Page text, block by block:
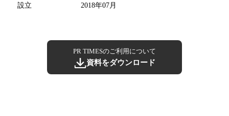
設立
2018年07月
PR TIMESのご利用について
資料をダウンロード